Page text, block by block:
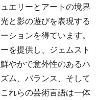
エリーとアートの境界
と影の遊びを表現する
ションを得ています。
を提供し、ジェムスト
やかで意外性のあるハ
ム、バランス、そして
れらの芸術言語は一体